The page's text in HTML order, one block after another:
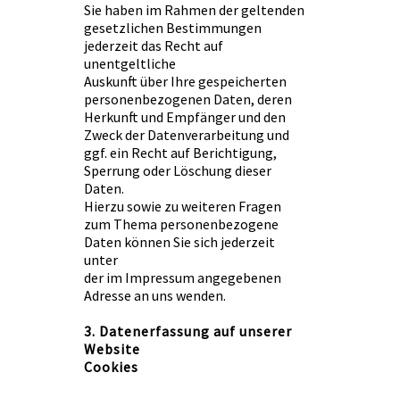
Sie haben im Rahmen der geltenden
gesetzlichen Bestimmungen
jederzeit das Recht auf
unentgeltliche
Auskunft über Ihre gespeicherten
personenbezogenen Daten, deren
Herkunft und Empfänger und den
Zweck der Datenverarbeitung und
ggf. ein Recht auf Berichtigung,
Sperrung oder Löschung dieser
Daten.
Hierzu sowie zu weiteren Fragen
zum Thema personenbezogene
Daten können Sie sich jederzeit
unter
der im Impressum angegebenen
Adresse an uns wenden.
3. Datenerfassung auf unserer
Website
Cookies